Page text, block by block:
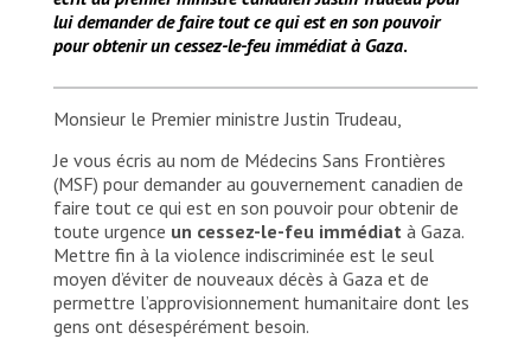
lui demander de faire tout ce qui est en son pouvoir
pour obtenir un cessez-le-feu immédiat à Gaza.
Monsieur le Premier ministre Justin Trudeau,
Je vous écris au nom de Médecins Sans Frontières
(MSF) pour demander au gouvernement canadien de
faire tout ce qui est en son pouvoir pour obtenir de
toute urgence un cessez-le-feu immédiat à Gaza.
Mettre fin à la violence indiscriminée est le seul
moyen d’éviter de nouveaux décès à Gaza et de
permettre l’approvisionnement humanitaire dont les
gens ont désespérément besoin.